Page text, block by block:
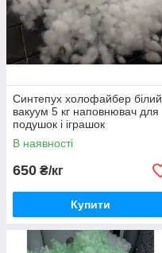
Синтепух холофайбер білий
вакуум 5 кг наповнювач для
подушок і іграшок
В наявності
650 ₴/кг
Купити